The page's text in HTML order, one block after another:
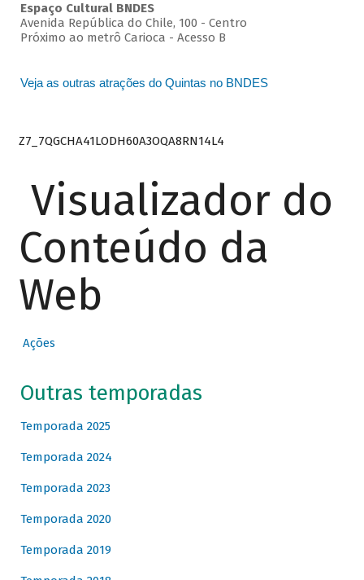
Espaço Cultural BNDES
Avenida República do Chile, 100 - Centro
Próximo ao metrô Carioca - Acesso B
Veja as outras atrações do Quintas no BNDES
Z7_7QGCHA41LODH60A3OQA8RN14L4
Visualizador do
Conteúdo da
Web
Ações
Outras temporadas
Temporada 2025
Temporada 2024
Temporada 2023
Temporada 2020
Temporada 2019